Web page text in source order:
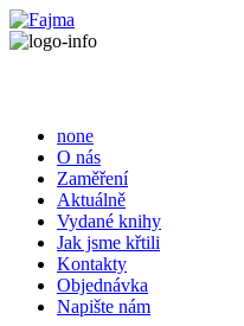
none
O nás
Zaměření
Aktuálně
Vydané knihy
Jak jsme křtili
Kontakty
Objednávka
Napište nám